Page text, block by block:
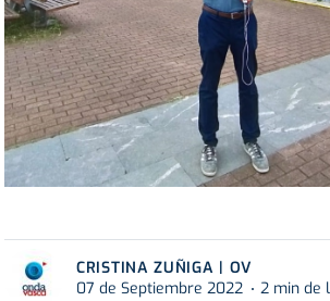
CRISTINA ZUÑIGA | OV
07 de Septiembre 2022
2 min de